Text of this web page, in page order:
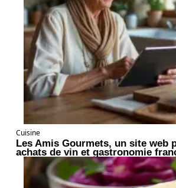
Cuisine
Les Amis Gourmets, un site web
achats de vin et gastronomie